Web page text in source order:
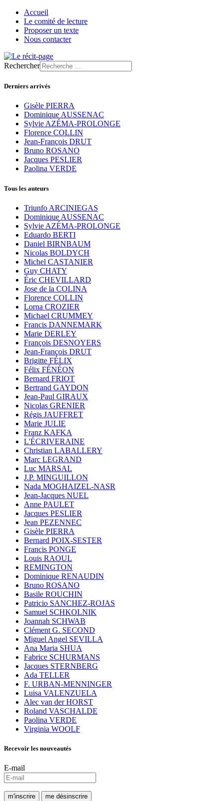
Accueil
Le comité de lecture
Proposer un texte
Nous contacter
Rechercher
Derniers arrivés
Gisèle PIERRA
Dominique AUSSENAC
Sylvie AZÉMA-PROLONGE
Florence COLLIN
Jean-François DRUT
Bruno ROSANO
Jacques PESLIER
Paolina VERDE
Tous les auteurs
Triunfo ARCINIEGAS
Dominique AUSSENAC
Sylvie AZÉMA-PROLONGE
Eduardo BERTI
Daniel BIRNBAUM
Nicolas BOLDYCH
Michel CASTANIER
Guy CHATY
Éric CHEVILLARD
Jose de la COLINA
Florence COLLIN
Lorna CROZIER
Michael CRUMMEY
Francis DANNEMARK
Marie DERLEY
François DESNOYERS
Jean-François DRUT
Brigitte FÉLIX
Félix FÉNÉON
Bernard FRIOT
Bertrand GAYDON
Jean-Paul GIRAUX
Nicolas GRENIER
Régis JAUFFRET
Marie JULIE
Franz KAFKA
L'ÉCRIVERAINE
Christian LABALLERY
Marc LEGRAND
Luc MARSAL
J.P. MINGUILLON
Nada MOGHAIZEL-NASR
Jean-Jacques NUEL
Anne PAULET
Jacques PESLIER
Jean PEZENNEC
Gisèle PIERRA
Bernard POIX-SESTER
Francis PONGE
Louis RAOUL
REMINGTON
Dominique RENAUDIN
Bruno ROSANO
Basile ROUCHIN
Patricio SANCHEZ-ROJAS
Samuel SCHKOLNIK
Joannah SCHWAB
Clément G. SECOND
Miguel Angel SEVILLA
Ana Maria SHUA
Fabrice SCHURMANS
Jacques STERNBERG
Ada TELLER
F. URBAN-MENNINGER
Luisa VALENZUELA
Alec van der HORST
Roland VASCHALDE
Paolina VERDE
Virginia WOOLF
Recevoir les nouveautés
E-mail